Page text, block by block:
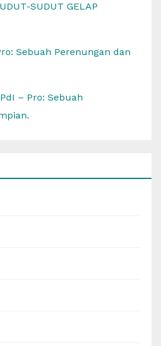
SUDUT GELAP
Sebuah Perenungan dan
– Pro: Sebuah